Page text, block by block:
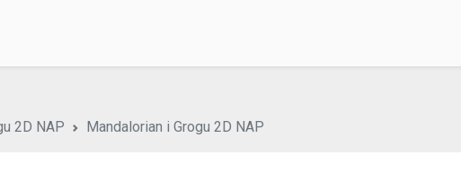
2D NAP Mandalorian i Grogu 2D NAP